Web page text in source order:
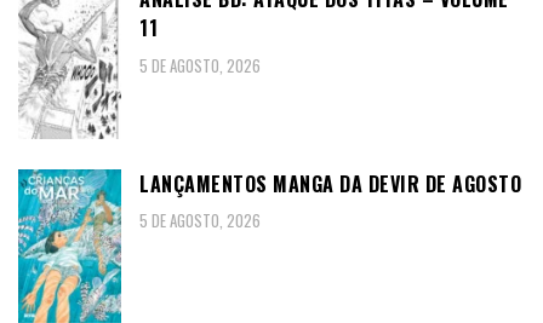
11
5 DE AGOSTO, 2026
LANÇAMENTOS MANGA DA DEVIR DE AGOSTO
5 DE AGOSTO, 2026